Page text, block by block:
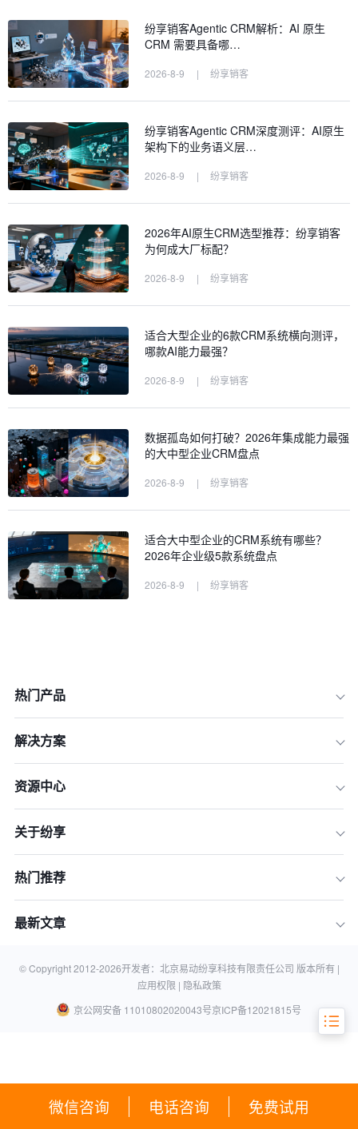
微信咨询 电话咨询 免费试用
二、易于部署和维护
六、数据安全性高
纷享销客Agentic CRM解析：AI 原生
CRM 需要具备哪…
2026-8-9 | 纷享销客
纷享销客Agentic CRM深度测评：AI原生
架构下的业务语义层…
2026-8-9 | 纷享销客
2026年AI原生CRM选型推荐：纷享销客
为何成大厂标配？
2026-8-9 | 纷享销客
适合大型企业的6款CRM系统横向测评，
哪款AI能力最强？
2026-8-9 | 纷享销客
数据孤岛如何打破？2026年集成能力最强
的大中型企业CRM盘点
2026-8-9 | 纷享销客
适合大中型企业的CRM系统有哪些？
2026年企业级5款系统盘点
2026-8-9 | 纷享销客
热门产品
解决方案
资源中心
关于纷享
热门推荐
最新文章
© Copyright 2012-2026开发者：北京易动纷享科技有限责任公司 版本所有 |
应用权限 | 隐私政策
京公网安备 11010802020043号京ICP备12021815号